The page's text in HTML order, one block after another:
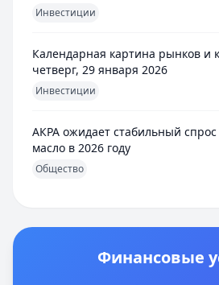
Инвестиции
Календарная картина рынков и
четверг, 29 января 2026
Инвестиции
АКРА ожидает стабильный
масло в 2026 году
Общество
Финансовые